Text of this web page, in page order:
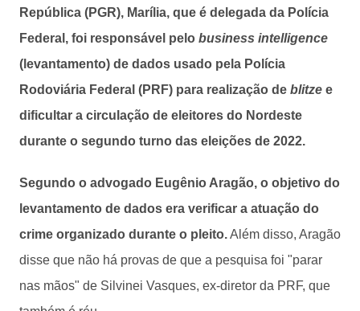
República (PGR), Marília, que é delegada da Polícia
Federal, foi responsável pelo business intelligence
(levantamento) de dados usado pela Polícia
Rodoviária Federal (PRF) para realização de blitze e
dificultar a circulação de eleitores do Nordeste
durante o segundo turno das eleições de 2022.
Segundo o advogado Eugênio Aragão, o objetivo do
levantamento de dados era verificar a atuação do
crime organizado durante o pleito.Além disso, Aragão
disse que não há provas de que a pesquisa foi "parar
nas mãos" de Silvinei Vasques, ex-diretor da PRF, que